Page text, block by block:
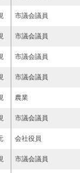
市議会議員
市議会議員
市議会議員
市議会議員
農業
市議会議員
会社役員
市議会議員